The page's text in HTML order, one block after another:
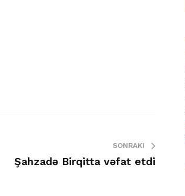
SONRAKI
Şahzadə Birqitta vəfat etdi